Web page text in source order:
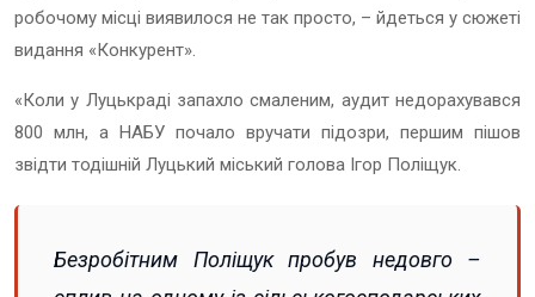
робочому місці виявилося не так просто, – йдеться у сюжеті
видання «Конкурент».
«Коли у Луцькраді запахло смаленим, аудит недорахувався
800 млн, а НАБУ почало вручати підозри, першим пішов
звідти тодішній Луцький міський голова Ігор Поліщук.
Безробітним Поліщук пробув недовго –